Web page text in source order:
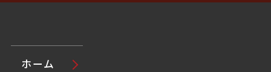
ホーム